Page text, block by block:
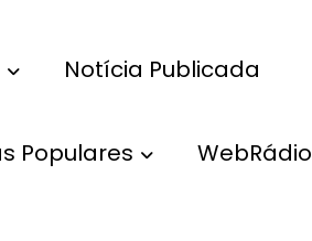
Notícia Publicada
Populares WebRádio